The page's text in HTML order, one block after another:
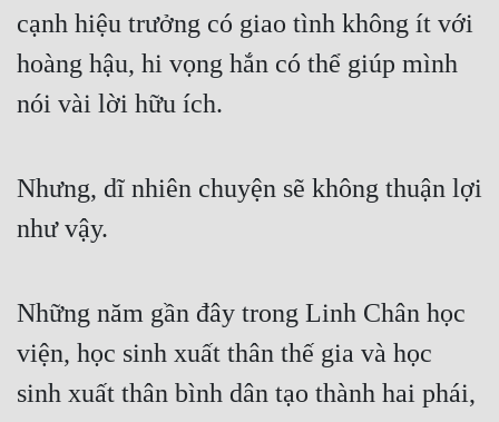
Đông Phương Huyền Huyễn
Đồng Nhân
Ngự Thú
Truyện Nam
Vô Địch Lưu
cạnh hiệu trưởng có giao tình không ít với
hoàng hậu, hi vọng hắn có thể giúp mình
nói vài lời hữu ích.
Nhưng, dĩ nhiên chuyện sẽ không thuận lợi
như vậy.
Những năm gần đây trong Linh Chân học
viện, học sinh xuất thân thế gia và học
sinh xuất thân bình dân tạo thành hai phái,